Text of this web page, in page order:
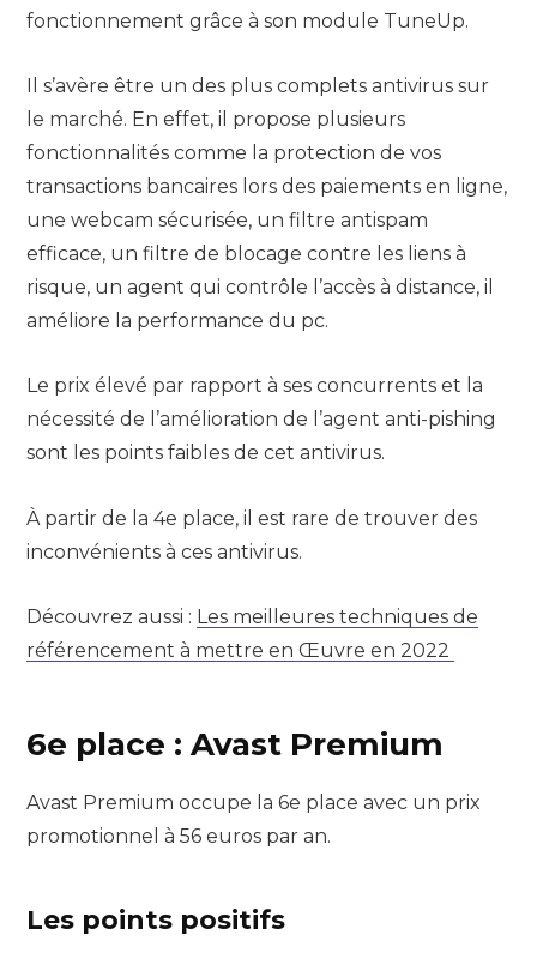
fonctionnement grâce à son module TuneUp.
Il s’avère être un des plus complets antivirus sur
le marché. En effet, il propose plusieurs
fonctionnalités comme la protection de vos
transactions bancaires lors des paiements en ligne,
une webcam sécurisée, un filtre antispam
efficace, un filtre de blocage contre les liens à
risque, un agent qui contrôle l’accès à distance, il
améliore la performance du pc.
Le prix élevé par rapport à ses concurrents et la
nécessité de l’amélioration de l’agent anti-pishing
sont les points faibles de cet antivirus.
À partir de la 4e place, il est rare de trouver des
inconvénients à ces antivirus.
Découvrez aussi : Les meilleures techniques de
référencement à mettre en Œuvre en 2022
6e place : Avast Premium
Avast Premium occupe la 6e place avec un prix
promotionnel à 56 euros par an.
Les points positifs